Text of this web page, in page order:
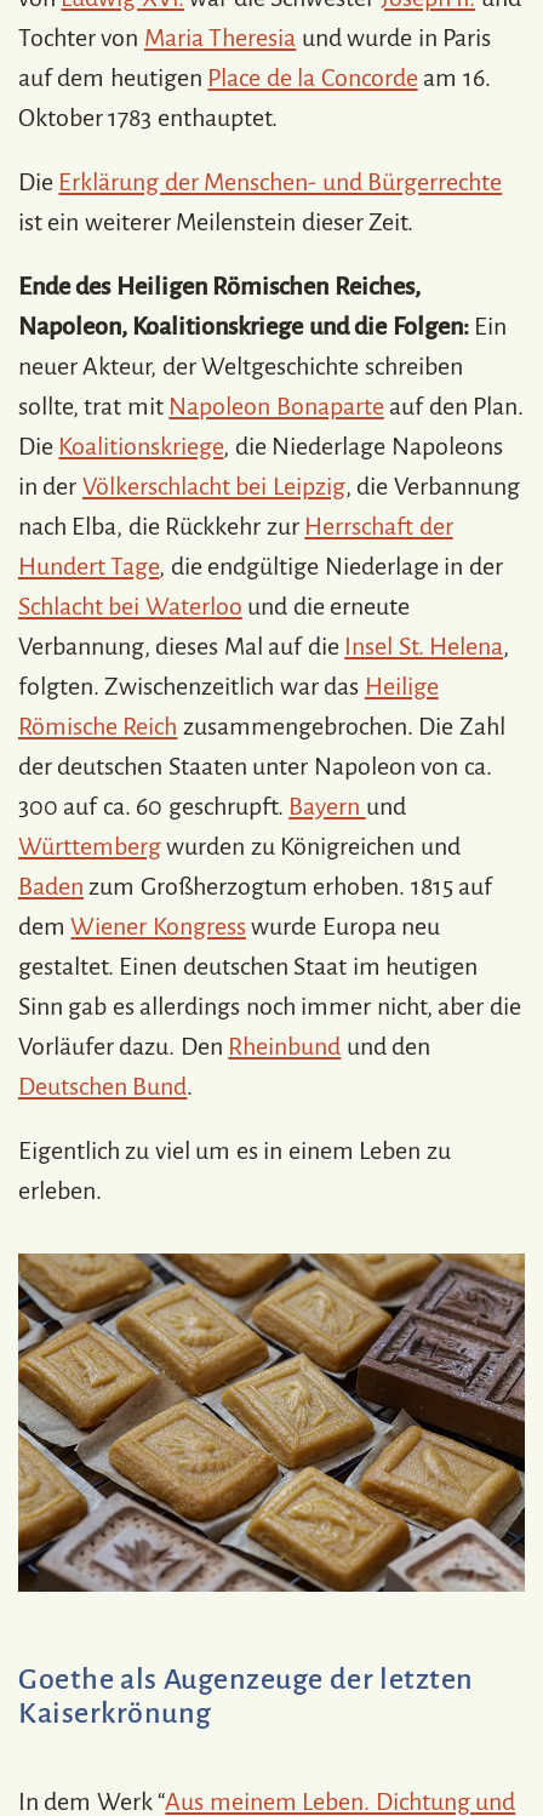
Tochter von Maria Theresia und wurde in Paris
auf dem heutigen Place de la Concordeam 16.
Oktober 1783 enthauptet.
Die Erklärung der Menschen- und Bürgerrechte
ist ein weiterer Meilenstein dieser Zeit.
Ende des Heiligen Römischen Reiches,
Napoleon, Koalitionskriege und die Folgen:Ein
neuer Akteur, der Weltgeschichte schreiben
sollte, trat mit Napoleon Bonaparteauf den Plan.
Die Koalitionskriege, die Niederlage Napoleons
in der Völkerschlacht bei Leipzig, die Verbannung
nach Elba, die Rückkehr zur Herrschaft der
Hundert Tage, die endgültige Niederlage in der
Schlacht bei Waterloo und die erneute
Verbannung, dieses Mal auf die Insel St. Helena,
folgten. Zwischenzeitlich war das Heilige
Römische Reich zusammengebrochen. Die Zahl
der deutschen Staaten unter Napoleon von ca.
300 auf ca. 60 geschrupft. Bayern und
Württembergwurden zu Königreichen und
Baden zum Großherzogtum erhoben. 1815 auf
demWiener Kongresswurde Europa neu
gestaltet. Einen deutschen Staat im heutigen
Sinn gab es allerdings noch immer nicht, aber die
Vorläufer dazu. Den Rheinbund und den
Deutschen Bund.
Eigentlich zu viel um es in einem Leben zu
erleben.
Goethe als Augenzeuge der letzten
Kaiserkrönung
In dem Werk “Aus meinem Leben. Dichtung und